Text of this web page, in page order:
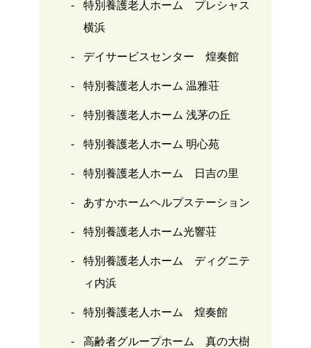
特別養護老人ホーム プレシャス
横浜
デイサービスセンター 煌奏館
特別養護老人ホーム 温雅荘
特別養護老人ホーム 浅茅の丘
特別養護老人ホーム 明心苑
特別養護老人ホーム 日吉の里
あすかホームヘルプステーション
特別養護老人ホーム光響荘
特別養護老人ホーム ディグニテ
ィ内浜
特別養護老人ホーム 煌奏館
高齢者グループホーム 真の大樹